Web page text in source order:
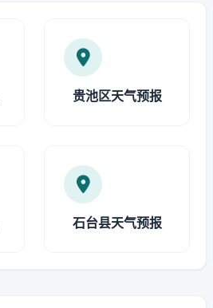
贵池区天气预报
石台县天气预报